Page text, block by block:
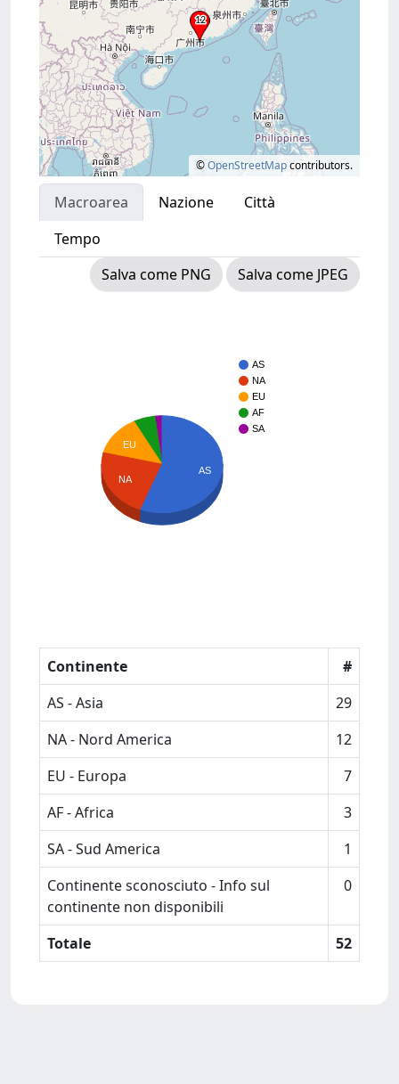
©OpenStreetMapcontributors.
Macroarea Nazione
Città
Tempo
Salva come PNG
Salva come JPEG
AS
NA
EU
AF
SA
EU
NA
AS
Continente
#
AS - Asia
29
NA - Nord America
12
EU - Europa
7
AF - Africa
3
SA - Sud America
1
Continente sconosciuto - Info sul
continente non disponibili
0
Totale 52